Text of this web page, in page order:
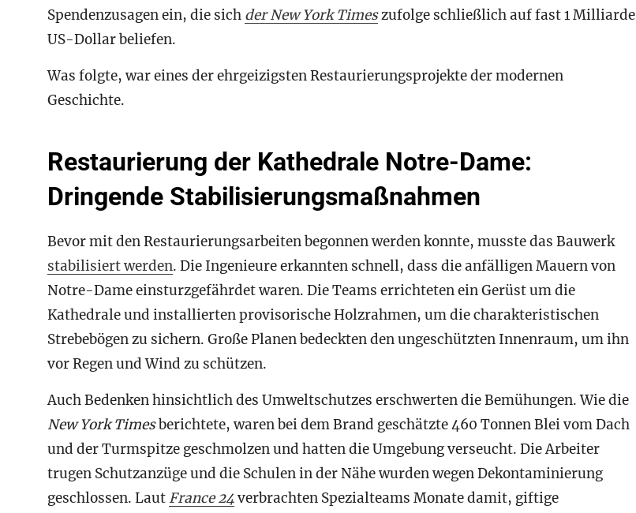
Spendenzusagen ein, die sich der New York Timeszufolge schließlich auf fast 1 Milliarde
US-Dollar beliefen.
Was folgte, war eines der ehrgeizigsten Restaurierungsprojekte der modernen
Geschichte.
Restaurierung der Kathedrale Notre-Dame:
Dringende Stabilisierungsmaßnahmen
Bevor mit den Restaurierungsarbeiten begonnen werden konnte, musste das Bauwerk
stabilisiert werden. Die Ingenieure erkannten schnell, dass die anfälligen Mauern von
Notre-Dame einsturzgefährdet waren. Die Teams errichteten ein Gerüst um die
Kathedrale und installierten provisorische Holzrahmen, um die charakteristischen
Strebebögen zu sichern. Große Planen bedeckten den ungeschützten Innenraum, um ihn
vor Regen und Wind zu schützen.
Auch Bedenken hinsichtlich des Umweltschutzes erschwerten die Bemühungen. Wie die
New York Timesberichtete, waren bei dem Brand geschätzte 460 Tonnen Blei vom Dach
und der Turmspitze geschmolzen und hatten die Umgebung verseucht. Die Arbeiter
trugen Schutzanzüge und die Schulen in der Nähe wurden wegen Dekontaminierung
geschlossen. Laut France 24verbrachten Spezialteams Monate damit, giftige